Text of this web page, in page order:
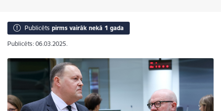
Publicēts pirms vairāk nekā 1 gada
Publicēts: 06.03.2025.